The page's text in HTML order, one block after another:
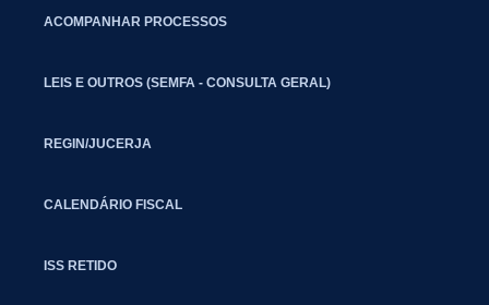
ACOMPANHAR PROCESSOS
LEIS E OUTROS (SEMFA - CONSULTA GERAL)
REGIN/JUCERJA
CALENDÁRIO FISCAL
ISS RETIDO